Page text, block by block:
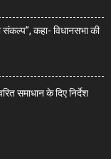
कहा- विधानसभा की
समाधान के दिए निर्देश